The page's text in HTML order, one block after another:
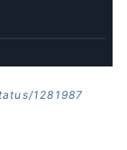
1281987